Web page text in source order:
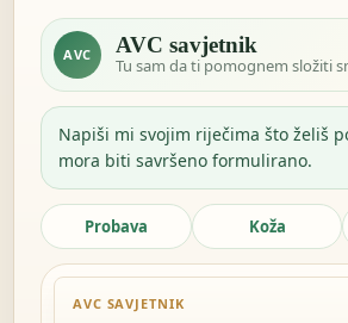
AVC AVC savjetnik
Tu sam da ti pomognem složiti
Napiši mi svojim riječima što želiš
mora biti savršeno formulirano.
Probava Koža
AVC SAVJETNIK